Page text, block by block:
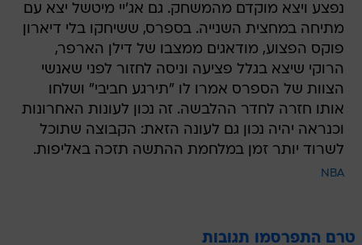
נפצע ויצא מוקדם מהמשחק. גם אג'יי מיטשל יצא עם
מתיחה במחצית השנייה. בספרס, ששיחקו בלי דיארון
פוקס הפצוע, מודאגים ממצבו של דילן הארפר,
הרוקי שיצא בגלל פציעה וניסה לחזור לפני שאנשי
הצוות של הספרס אמרו לו "תירגע חביבי" ושלחו
אותו חזרה לחדר ההלבשה. זה נכון לעונות האחרונות
וכנראה יהיה נכון גם לעונה הזאת: הקבוצה שתוכל
לשרוד יותר זמן במלחמת ההתשה תזכה באליפות.
NBA
טרם התפרסמו תגובות